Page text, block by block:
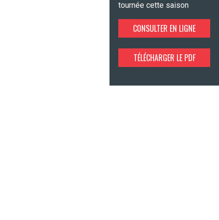
tournée cette saison
CONSULTER EN LIGNE
TÉLÉCHARGER LE PDF